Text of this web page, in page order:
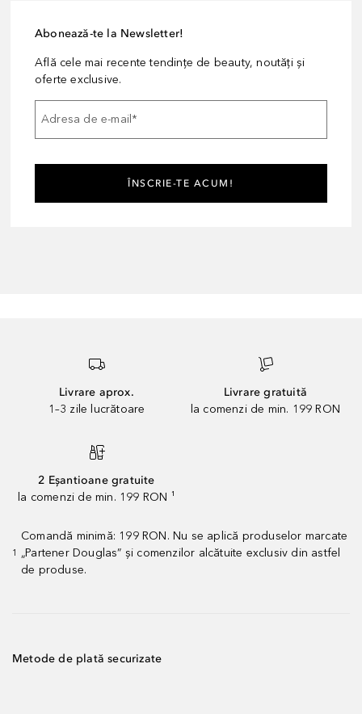
Abonează-te la Newsletter!
Află cele mai recente tendințe de beauty, noutăți și
oferte exclusive.
Adresa de e-mail*
ÎNSCRIE-TE ACUM!
Livrare aprox.
1–3 zile lucrătoare
Livrare gratuită
la comenzi de min. 199 RON
2 Eșantioane gratuite
la comenzi de min. 199 RON ¹
1
Comandă minimă: 199 RON. Nu se aplică produselor marcate
„Partener Douglas” și comenzilor alcătuite exclusiv din astfel
de produse.
Metode de plată securizate